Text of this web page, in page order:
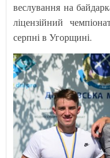
веслування на
ліцензійний
серпні в Угорщині.